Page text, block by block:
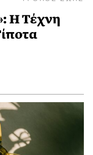
Η Τέχνη